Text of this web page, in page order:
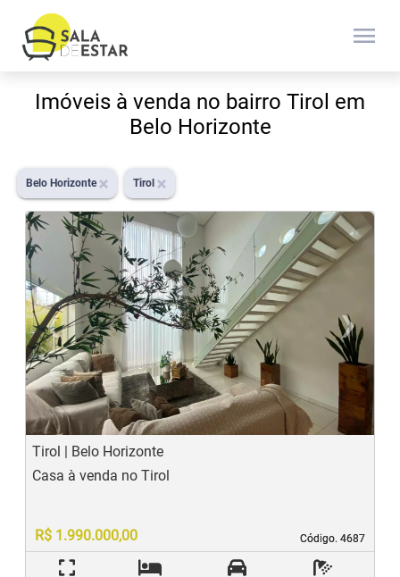
menu
Imóveis à venda no bairro Tirol em
Belo Horizonte
Belo Horizonte Tirol
‹
Previous
›
Tirol | Belo Horizonte
Código. 4687
Código. 4687
Casa à venda no Tirol
R$ 1.990.000,00